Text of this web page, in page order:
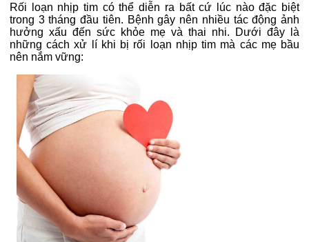
Rối loạn nhịp tim có thể diễn ra bất cứ lúc nào đặc biệt
trong 3 tháng đầu tiên. Bệnh gây nên nhiều tác động ảnh
hưởng xấu đến sức khỏe mẹ và thai nhi. Dưới đây là
những cách xử lí khi bị rối loạn nhịp tim mà các mẹ bầu
nên nắm vững: